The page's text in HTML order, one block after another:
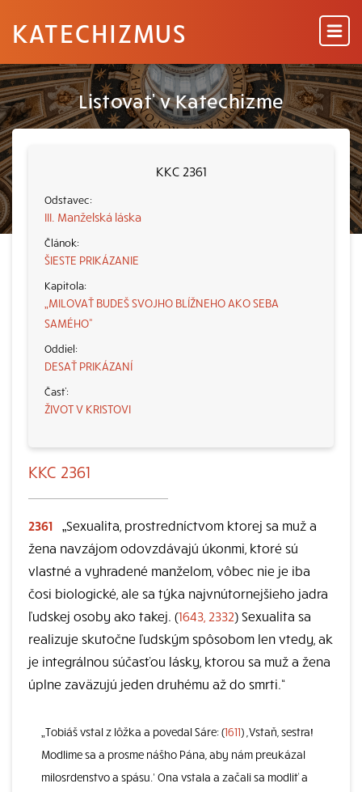
KATECHIZMUS
Listovať v Katechizme
KKC 2361
III. Manželská láska
ŠIESTE PRIKÁZANIE
„MILOVAŤ BUDEŠ SVOJHO BLÍŽNEHO AKO SEBA
SAMÉHO“
DESAŤ PRIKÁZANÍ
ŽIVOT V KRISTOVI
KKC 2361
2361 „Sexualita, prostredníctvom ktorej sa muž a
žena navzájom odovzdávajú úkonmi, ktoré sú
vlastné a vyhradené manželom, vôbec nie je iba
čosi biologické, ale sa týka najvnútornejšieho jadra
ľudskej osoby ako takej. (1643, 2332) Sexualita sa
realizuje skutočne ľudským spôsobom len vtedy, ak
je integrálnou súčasťou lásky, ktorou sa muž a žena
úplne zaväzujú jeden druhému až do smrti.“
„Tobiáš vstal z lôžka a povedal Sáre: (1611) ,Vstaň, sestra!
Modlime sa a prosme nášho Pána, aby nám preukázal
milosrdenstvo a spásu.‘ Ona vstala a začali sa modliť a